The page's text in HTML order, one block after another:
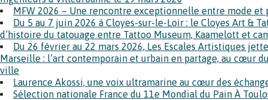
MFW 2026 – Une rencontre exceptionnelle entre mode
Du 5 au 7 juin 2026 à Cloyes-sur-le-Loir : le Cloyes Art &
d’histoire du tatouage entre Tattoo Museum, Kaamelott et
Du 26 février au 22 mars 2026, Les Escales Artistiques
Marseille : l’art contemporain et urbain en partage, au cœur
ville
Laurence Akossi, une voix ultramarine au cœur des
Sélection nationale France du 11e Mondial du Pain À